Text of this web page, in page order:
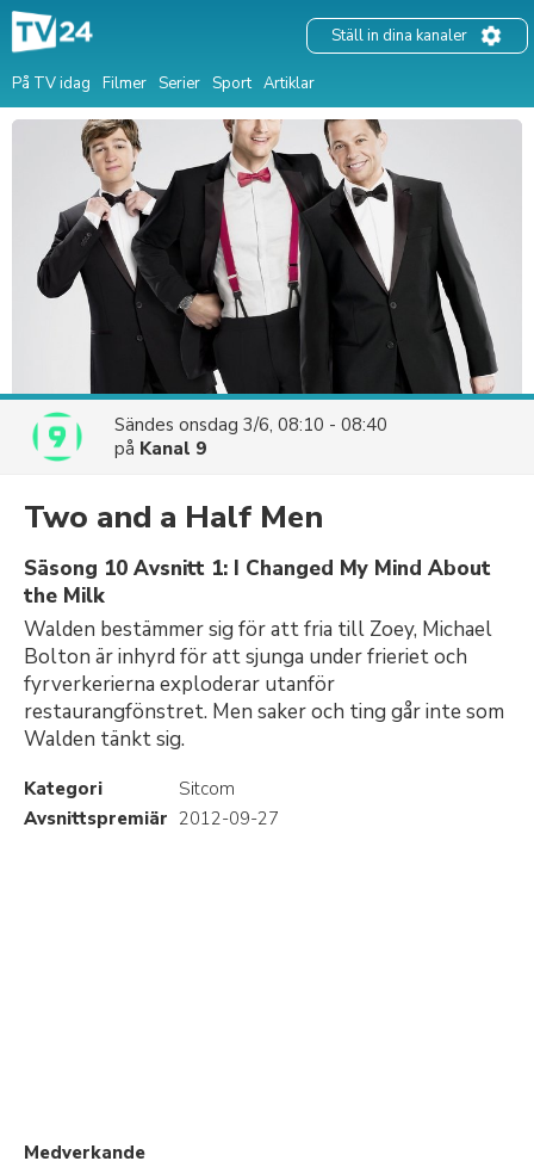
På TV idag Filmer Serier Sport Artiklar
Ställ in dina kanaler
Sändes onsdag 3/6, 08:10 - 08:40
på Kanal 9
Two and a Half Men
Säsong 10 Avsnitt 1: I Changed My Mind About
the Milk
Walden bestämmer sig för att fria till Zoey, Michael
Bolton är inhyrd för att sjunga under frieriet och
fyrverkerierna exploderar utanför
restaurangfönstret. Men saker och ting går inte som
Walden tänkt sig.
Kategori
Sitcom
Avsnittspremiär 2012-09-27
Medverkande